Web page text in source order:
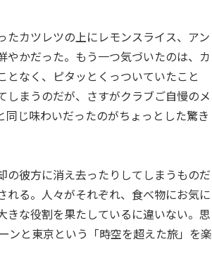
カツレツの上にレモンスライス、アン
かだった。もう一つ気づいたのは、カ
なく、ピタッとくっついていたこと
まうのだが、さすがクラブご自慢のメ
じ味わいだったのがちょっとした驚き
の彼方に消え去ったりしてしまうものだ
る。人々がそれぞれ、食べ物にお気に
きな役割を果たしているに違いない。思
ンと東京という「時空を超えた旅」を楽